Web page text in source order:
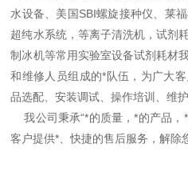
水设备、美国SBI螺旋接种仪、莱
超纯水系统，等离子清洗机，试剂
制冰机等常用实验室设备试剂耗材
和维修人员组成的*队伍，为广大
品选配、安装调试、操作培训、维
我公司秉承“*的质量，*的产品，
客户提供*、快捷的售后服务，解除